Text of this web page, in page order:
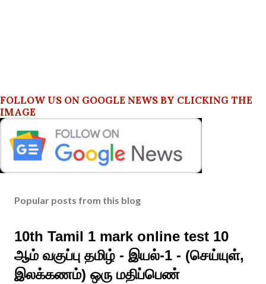
FOLLOW US ON GOOGLE NEWS BY CLICKING THE
IMAGE
Popular posts from this blog
10th Tamil 1 mark online test 10
ஆம் வகுப்பு தமிழ் - இயல்-1 - (செய்யுள்,
இலக்கணம்) ஒரு மதிப்பெண்